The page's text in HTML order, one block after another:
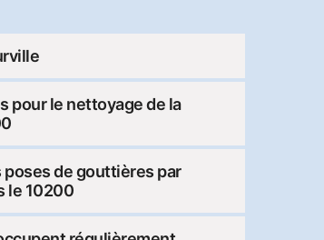
pour le nettoyage de la
de gouttières par
le 10200